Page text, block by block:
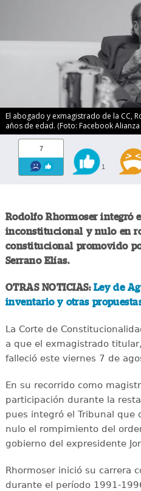
El abogado y exmagistrado de la CC,
años de edad. (Foto: Facebook
7
1
Rodolfo Rhormoser integró
inconstitucional y nulo en
constitucional promovido
Serrano Elías.
OTRAS NOTICIAS: Ley de
inventario y otras
La Corte de
a que el exmagistrado
falleció este viernes 7 de
En su recorrido como
participación durante la
pues integró el Tribunal que
nulo el rompimiento del
gobierno del expresidente
Rhormoser inició su carrera
durante el período 1991-